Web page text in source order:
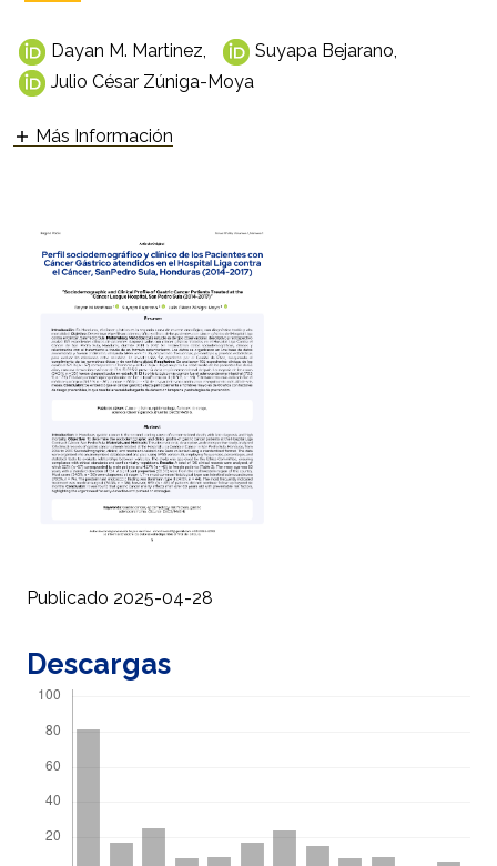
Dayan M. Martinez, Suyapa Bejarano,
Julio César Zúniga-Moya
Más Información
Publicado 2025-04-28
Descargas